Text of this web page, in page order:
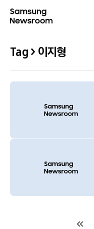
Tag > 이지형